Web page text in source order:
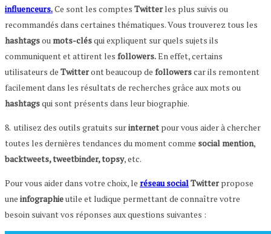
influenceurs.Ce sont les comptes Twitterles plus suivis ou
recommandés dans certaines thématiques. Vous trouverez tous les
hashtagsoumots-clésqui expliquent sur quels sujets ils
communiquent et attirent les followers.En effet, certains
utilisateurs de Twitteront beaucoup de followerscar ils remontent
facilement dans les résultats de recherches grâce aux mots ou
hashtagsqui sont présents dans leur biographie.
8. utilisez des outils gratuits surinternet pour vous aider à chercher
toutes les dernières tendances du moment comme social mention,
backtweets, tweetbinder, topsy, etc.
Pour vous aider dans votre choix, le réseau socialTwitterpropose
une infographieutile et ludique permettant de connaître votre
besoin suivant vos réponses aux questions suivantes :